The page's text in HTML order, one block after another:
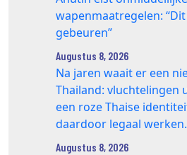
wapenmaatregelen:
gebeuren”
Augustus 8, 2026
Na jaren waait er een
Thailand: vluchtelingen
een roze Thaise
daardoor legaal werken.
Augustus 8, 2026